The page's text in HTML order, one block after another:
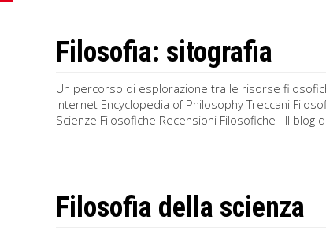
Filosofia: sitografia
Un percorso di esplorazione tra le risorse
Internet Encyclopedia of Philosophy Treccani
Scienze Filosofiche Recensioni Filosofiche Il blog
Filosofia della scienza